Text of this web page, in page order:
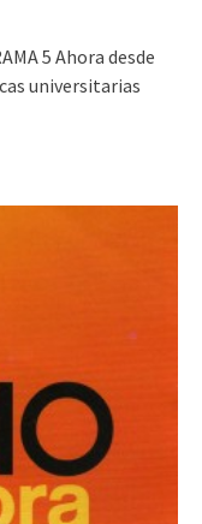
5 Ahora desde
universitarias